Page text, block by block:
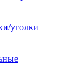
уголки